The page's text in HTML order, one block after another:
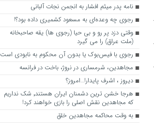
نامه پدر میثم افشار به انجمن نجات آلبانی
رجوی چه وعده‌ای به مسعود کشمیری داده بود؟!
وقتی دزد پر رو و بی حیا (رجوی ها) یقه صاحبخانه
(ملت عراق) را می گیرد
رجوی با فیس‌بوک یا بدون آن محکوم به نابودی است
مجاهدین، شرم‎ساری در نروژ، باخت در فرانسه
ديروز ، اشرف پايدار!…امروز؟
هرجا خشن ترین دشمنان ایران هستند٬ شک نداریم
که مجاهدین نقش اصلی را بازی خواهند کرد!
به وقت محاکمه مجاهدین خلق